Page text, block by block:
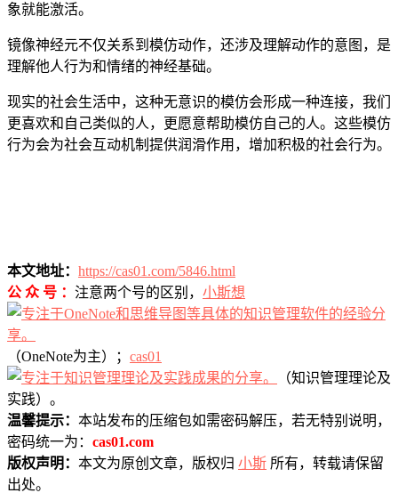
象就能激活。
镜像神经元不仅关系到模仿动作，还涉及理解动作的意图，是
理解他人行为和情绪的神经基础。
现实的社会生活中，这种无意识的模仿会形成一种连接，我们
更喜欢和自己类似的人，更愿意帮助模仿自己的人。这些模仿
行为会为社会互动机制提供润滑作用，增加积极的社会行为。
本文地址： https://cas01.com/5846.html
公 众 号 ： 注意两个号的区别， 小斯想
（OneNote为主）； cas01
（知识管理理论及
实践）。
温馨提示： 本站发布的压缩包如需密码解压，若无特别说明，
密码统一为： cas01.com
版权声明： 本文为原创文章，版权归 小斯 所有，转载请保留
出处。